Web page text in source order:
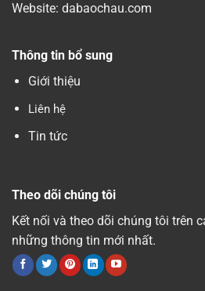
Website: dabaochau.com
Thông tin bổ sung
Giới thiệu
Liên hệ
Tin tức
Theo dõi chúng tôi
Kết nối và theo dõi chúng tôi trên
những thông tin mới nhất.